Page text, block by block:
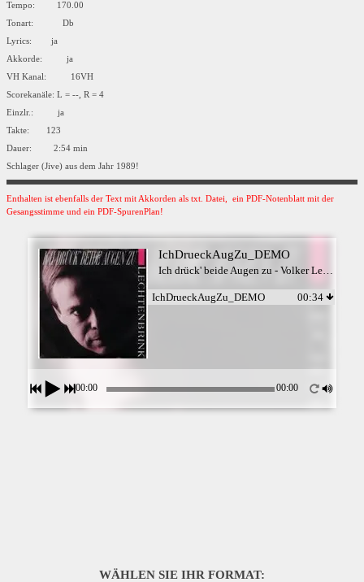
Tempo: 170.00
Tonart: Db
Lyrics: ja
Akkorde: ja
VH Kanal: 16VH
Scorekanäle: L = --, R = 4
Einzlr.: ja
Takte: 123
Dauer: 2:54 min
Schlager (Jive) aus dem Jahr 1989!
Enthalten ist ebenfalls der Text mit Akkorden als txt. Datei, ein PDF-Notenblatt mit der
Gesangsstimme und ein PDF-SpurenPlan!
IchDrueckAugZu_DEMO
Ich drück' beide Augen zu - Volker Lechtenbrink
IchDrueckAugZu_DEMO 00:34
00:00 00:00
WÄHLEN SIE IHR FORMAT: